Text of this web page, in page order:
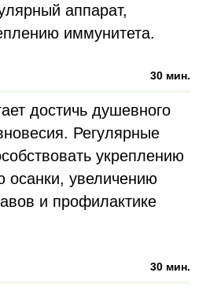
аппарат,
иммунитета.
30 мин.
достичь душевного
Регулярные
укреплению
увеличению
и профилактике
30 мин.